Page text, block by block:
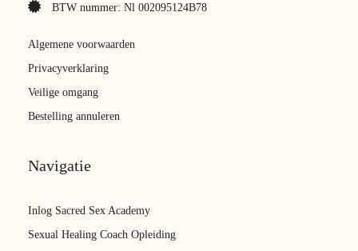
BTW nummer: Nl 002095124B78
Algemene voorwaarden
Privacyverklaring
Veilige omgang
Bestelling annuleren
Navigatie
Inlog Sacred Sex Academy
Sexual Healing Coach Opleiding